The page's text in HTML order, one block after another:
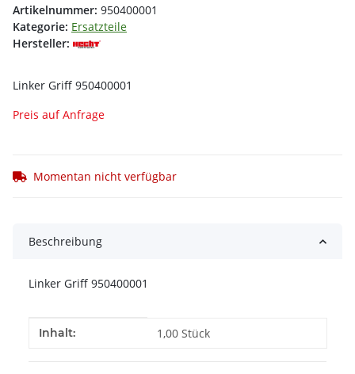
Artikelnummer: 950400001
Kategorie: Ersatzteile
Hersteller:
Linker Griff 950400001
Preis auf Anfrage
Momentan nicht verfügbar
Beschreibung
Linker Griff 950400001
Produkteigenschaft
Wert
Inhalt: 1,00 Stück